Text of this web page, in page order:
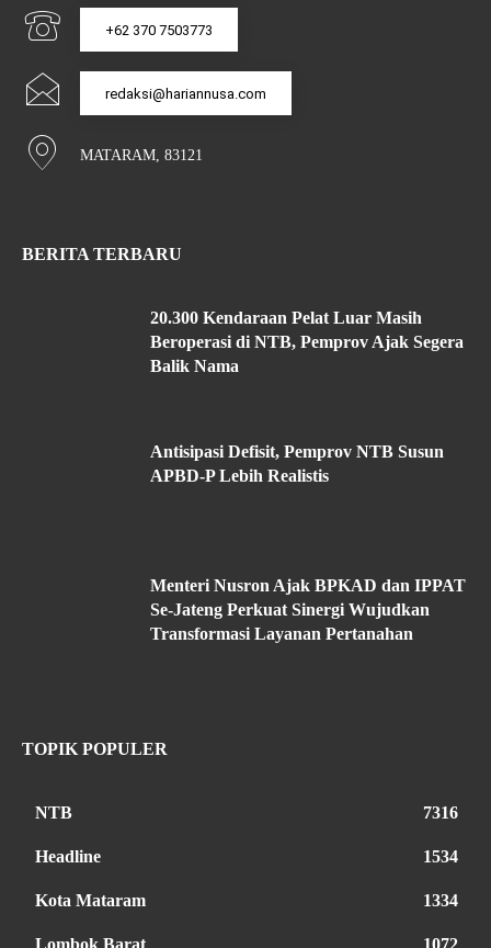
+62 370 7503773
redaksi@hariannusa.com
MATARAM, 83121
BERITA TERBARU
20.300 Kendaraan Pelat Luar Masih
Beroperasi di NTB, Pemprov Ajak Segera
Balik Nama
Antisipasi Defisit, Pemprov NTB Susun
APBD-P Lebih Realistis
Menteri Nusron Ajak BPKAD dan IPPAT
Se-Jateng Perkuat Sinergi Wujudkan
Transformasi Layanan Pertanahan
TOPIK POPULER
NTB 7316
Headline 1534
Kota Mataram 1334
Lombok Barat 1072